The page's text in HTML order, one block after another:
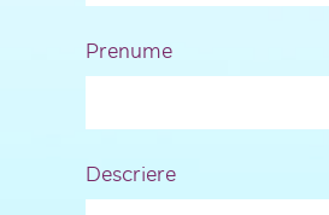
Prenume
Descriere